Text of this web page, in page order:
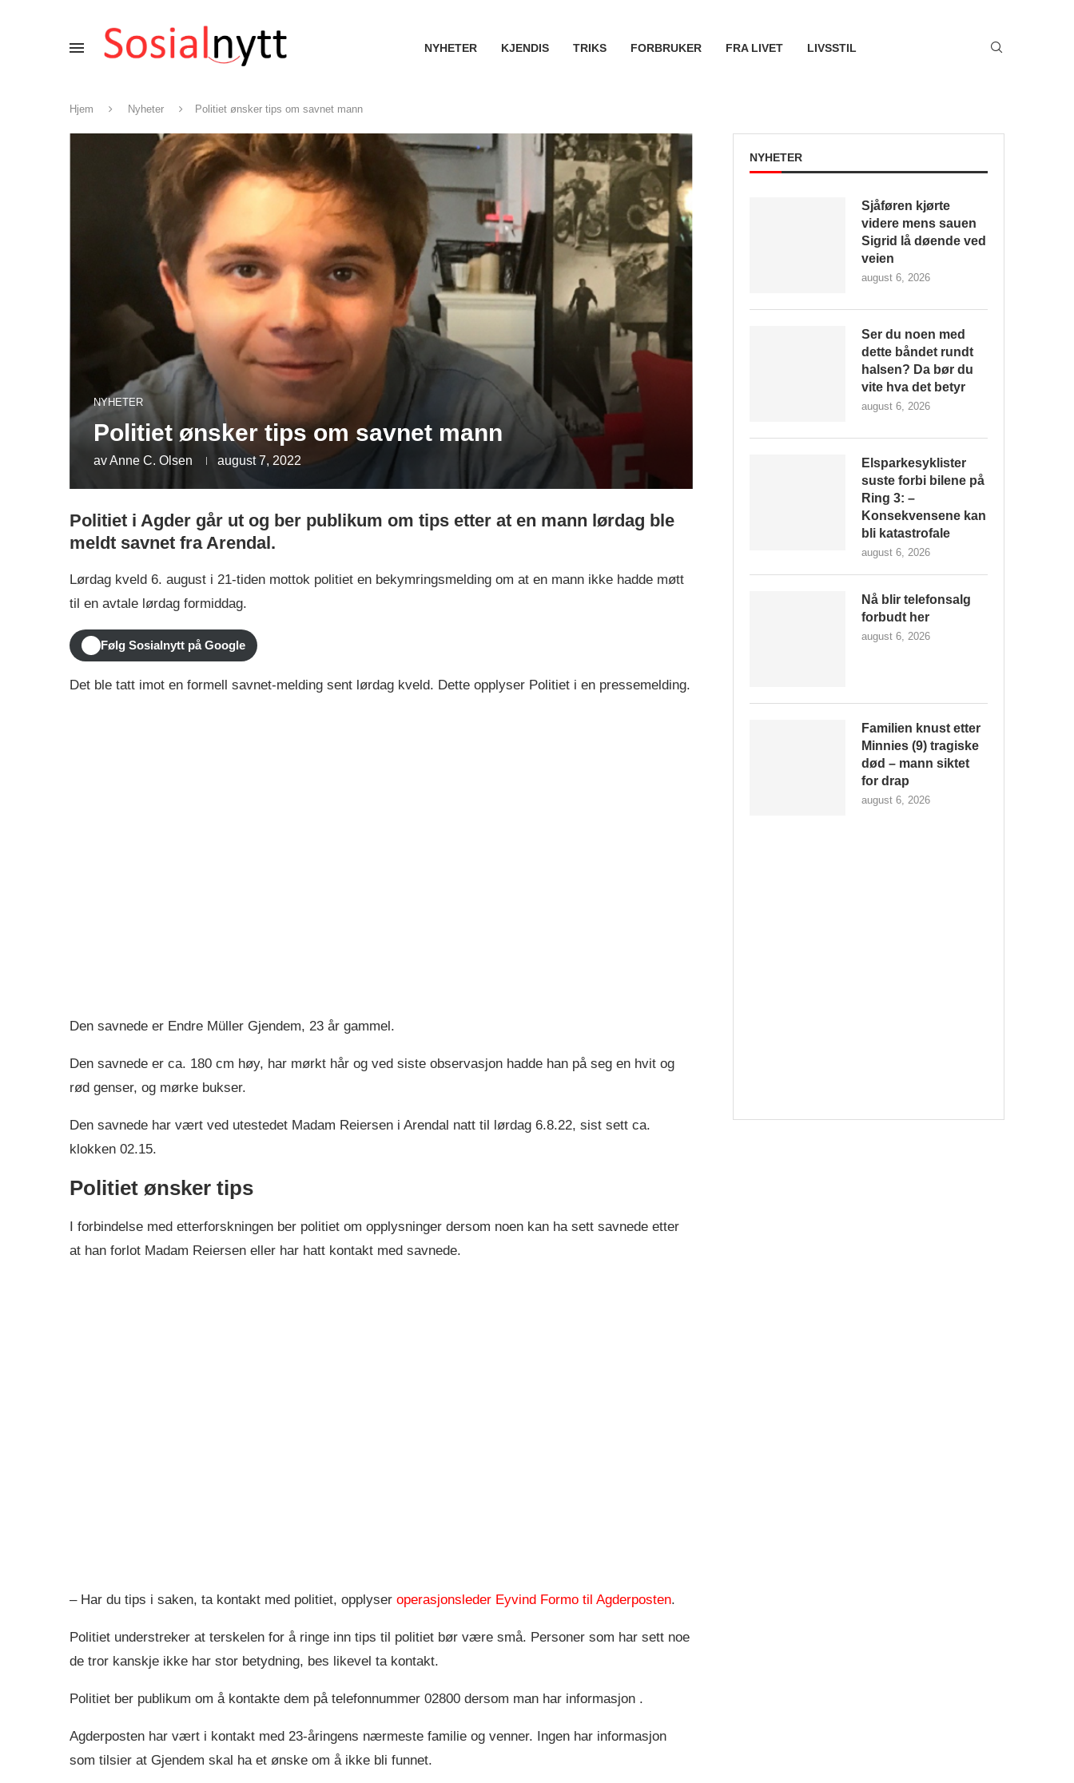
NYHETER KJENDIS TRIKS FORBRUKER FRA LIVET LIVSSTIL
Hjem Nyheter Politiet ønsker tips om savnet mann
NYHETER
Politiet ønsker tips om savnet mann
avAnne C. Olsen august 7, 2022
Politiet i Agder går ut og ber publikum om tips etter at en mann lørdag ble
meldt savnet fra Arendal.
Lørdag kveld 6. august i 21-tiden mottok politiet en bekymringsmelding om at en mann ikke hadde møtt
til en avtale lørdag formiddag.
Følg Sosialnytt på Google
Det ble tatt imot en formell savnet-melding sent lørdag kveld. Dette opplyser Politiet i en pressemelding.
Den savnede er Endre Müller Gjendem, 23 år gammel.
Den savnede er ca. 180 cm høy, har mørkt hår og ved siste observasjon hadde han på seg en hvit og
rød genser, og mørke bukser.
Den savnede har vært ved utestedet Madam Reiersen i Arendal natt til lørdag 6.8.22, sist sett ca.
klokken 02.15.
Politiet ønsker tips
I forbindelse med etterforskningen ber politiet om opplysninger dersom noen kan ha sett savnede etter
at han forlot Madam Reiersen eller har hatt kontakt med savnede.
– Har du tips i saken, ta kontakt med politiet, opplyser operasjonsleder Eyvind Formo til Agderposten.
Politiet understreker at terskelen for å ringe inn tips til politiet bør være små. Personer som har sett noe
de tror kanskje ikke har stor betydning, bes likevel ta kontakt.
Politiet ber publikum om å kontakte dem på telefonnummer 02800 dersom man har informasjon .
Agderposten har vært i kontakt med 23-åringens nærmeste familie og venner. Ingen har informasjon
som tilsier at Gjendem skal ha et ønske om å ikke bli funnet.
NYHETER
Sjåføren kjørte
videre mens sauen
Sigrid lå døende ved
veien
august 6, 2026
Ser du noen med
dette båndet rundt
halsen? Da bør du
vite hva det betyr
august 6, 2026
Elsparkesyklister
suste forbi bilene på
Ring 3: –
Konsekvensene kan
bli katastrofale
august 6, 2026
Nå blir telefonsalg
forbudt her
august 6, 2026
Familien knust etter
Minnies (9) tragiske
død – mann siktet
for drap
august 6, 2026